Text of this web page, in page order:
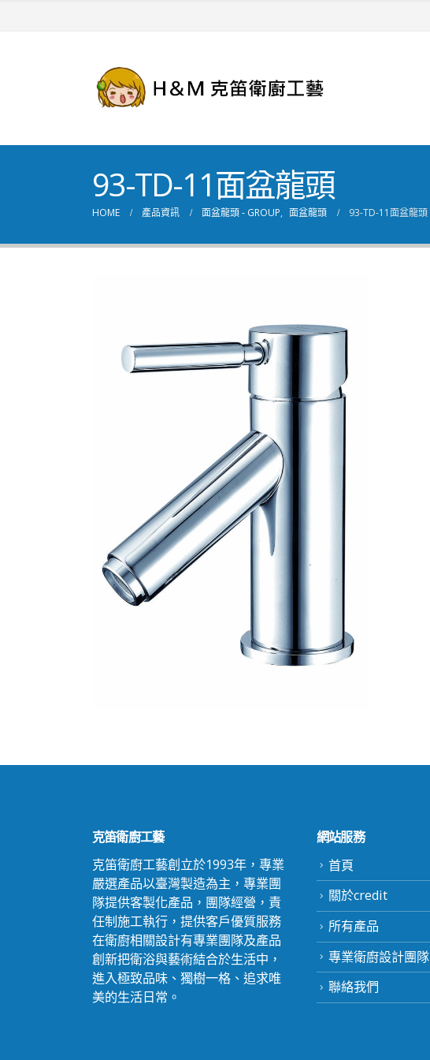
93-TD-11面盆龍頭
HOME 產品資訊 面盆龍頭 - GROUP, 面盆龍頭 93-TD-11面盆龍頭
克笛衛廚工藝
克笛衛廚工藝創立於1993年，專業
嚴選產品以臺灣製造為主，專業團
隊提供客製化產品，團隊經營，責
任制施工執行，提供客戶優質服務
在衛廚相關設計有專業團隊及產品
創新把衛浴與藝術結合於生活中，
進入極致品味、獨樹一格、追求唯
美的生活日常。
網站服務
首頁
關於credit
所有產品
專業衛廚設計團隊
聯絡我們